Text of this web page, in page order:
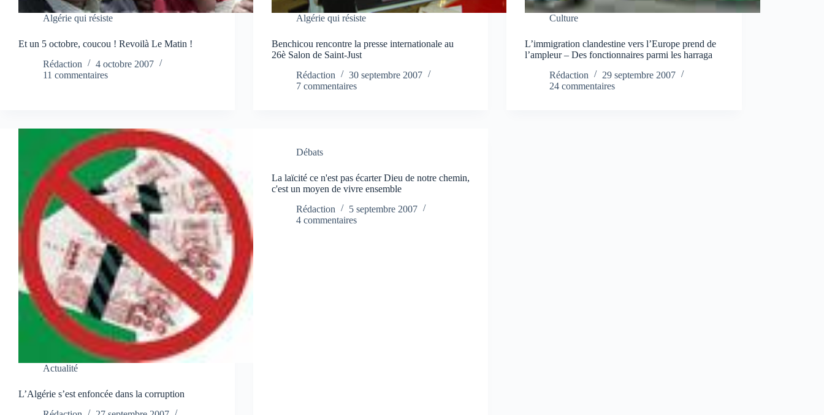
Algérie qui résiste
Et un 5 octobre, coucou ! Revoilà Le Matin !
Rédaction
4 octobre 2007
11 commentaires
Algérie qui résiste
Benchicou rencontre la presse internationale au
26è Salon de Saint-Just
Rédaction
30 septembre 2007
7 commentaires
Culture
L’immigration clandestine vers l’Europe prend de
l’ampleur – Des fonctionnaires parmi les harraga
Rédaction
29 septembre 2007
24 commentaires
Actualité
L’Algérie s’est enfoncée dans la corruption
Débats
La laïcité ce n'est pas écarter Dieu de notre chemin,
c'est un moyen de vivre ensemble
Rédaction
5 septembre 2007
4 commentaires